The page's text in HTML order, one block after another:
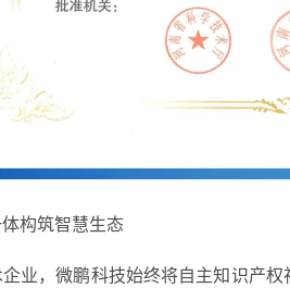
构筑智慧生态
业，微鹏科技始终将自主知识产